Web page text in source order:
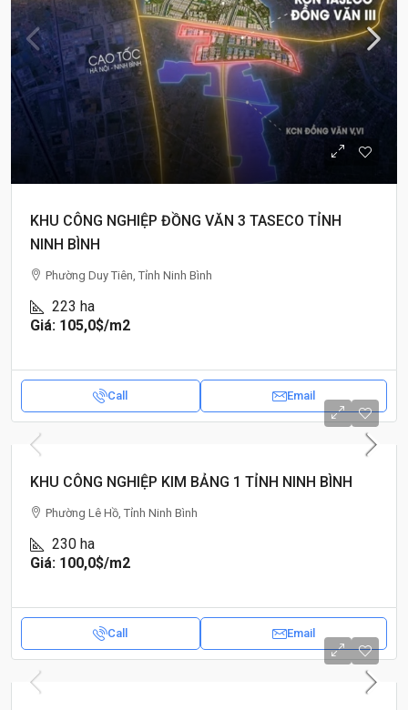
KHU CÔNG NGHIỆP ĐỒNG VĂN 3 TASECO TỈNH
NINH BÌNH
Phường Duy Tiên, Tỉnh Ninh Bình
223 ha
Giá: 105,0$/m2
Call Email
KHU CÔNG NGHIỆP KIM BẢNG 1 TỈNH NINH BÌNH
Phường Lê Hồ, Tỉnh Ninh Bình
230 ha
Giá: 100,0$/m2
Call Email